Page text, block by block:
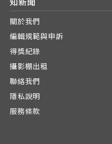
知新聞
關於我們
編輯規範與申訴
得獎紀錄
攝影棚出租
聯絡我們
隱私說明
服務條款